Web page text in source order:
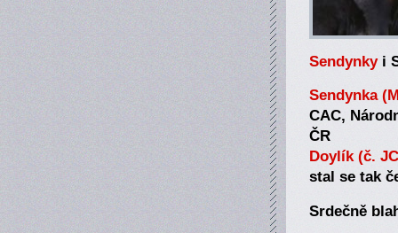
Sendynkyi
Sendynka
CAC,
ČR
Doylík (č.
stal se tak
Srdečně